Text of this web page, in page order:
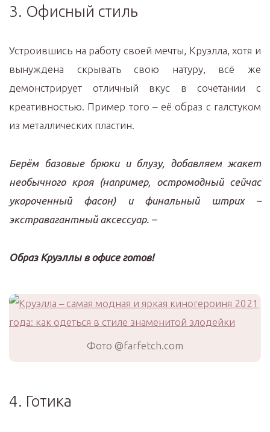
3. Офисный стиль
Устроившись на работу своей мечты, Круэлла, хотя и
вынуждена скрывать свою натуру, всё же
демонстрирует отличный вкус в сочетании с
креативностью. Пример того – её образ с галстуком
из металлических пластин.
Берём базовые брюки и блузу, добавляем жакет
необычного кроя (например, остромодный сейчас
укороченный фасон) и финальный штрих –
экстравагантный аксессуар. –
Образ Круэллы в офисе готов!
Фото @farfetch.com
4. Готика